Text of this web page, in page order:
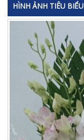
HÌNH ẢNH TIÊU BIỂU